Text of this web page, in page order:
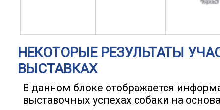
Черный
НЕКОТОРЫЕ РЕЗУЛЬТАТЫ
ВЫСТАВКАХ
В данном блоке отображается
выставочных успехах собаки на